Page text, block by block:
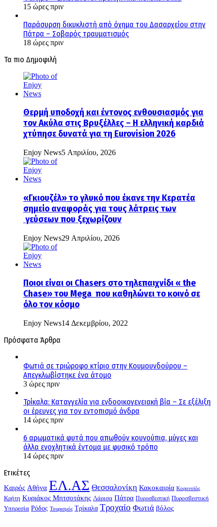
15 ώρες πριν
Παράσυρση δικυκλιστή από όχημα του Δασαρχείου στην
Πάτρα – Σοβαρός τραυματισμός
18 ώρες πριν
Τα πιο Δημοφιλή
Θερμή υποδοχή και έντονος ενθουσιασμός για
τον Ακύλα στις Βρυξέλλες – Η ελληνική καρδιά
χτύπησε δυνατά για τη Eurovision 2026
Enjoy News5 Απριλίου, 2026
«Γκιουζέλ» το γλυκό που έκανε την Κερατέα
σημείο αναφοράς για τους λάτρεις των
γεύσεων που ξεχωρίζουν
Enjoy News29 Απριλίου, 2026
Ποιοι είναι οι Chasers στο τηλεπαιχνίδι « the
Chase» του Mega που καθηλώνει το κοινό σε
όλο τον κόσμο
Enjoy News14 Δεκεμβρίου, 2022
Πρόσφατα Άρθρα
Φωτιά σε τριώροφο κτίριο στην Κουμουνδούρου –
Απεγκλωβίστηκε ένα άτομο
3 ώρες πριν
Τρίκαλα: Καταγγελία για ενδοοικογενειακή βία – Σε εξέλιξη
οι έρευνες για τον εντοπισμό άνδρα
14 ώρες πριν
6 αρωματικά φυτά που απωθούν κουνούπια, μύγες και
άλλα ενοχλητικά έντομα με φυσικό τρόπο
14 ώρες πριν
Ετικέτες
Kαιρός Αθήνα ΕΛ.ΑΣ Θεσσαλονίκη Κακοκαιρία Κορονοϊός
Κρήτη Κυριάκος Μητσοτάκης Λάρισα Πάτρα Πυροσβεστική Πυροσβεστική
Υπηρεσία Ρόδος Τουρισμός Τρίκαλα Τροχαίο Φωτιά βόλος